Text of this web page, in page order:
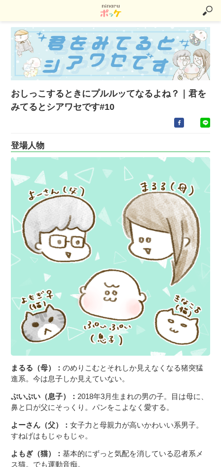
おしっこするときにプルルッてなるよね？｜君を
みてるとシアワセです#10
登場人物
まるる（母）：のめりこむとそれしか見えなくなる猪突猛
進系。今は息子しか見えていない。
ぷいぷい（息子）： 2018年3月生まれの男の子。目は母に、
鼻と口が父にそっくり。パンをこよなく愛する。
よーさん（父）：女子力と母親力が高いかわいい系男子。
すねげはもじゃもじゃ。
よもぎ（猫）：基本的にずっと気配を消している忍者系メ
ス猫。でも運動音痴。